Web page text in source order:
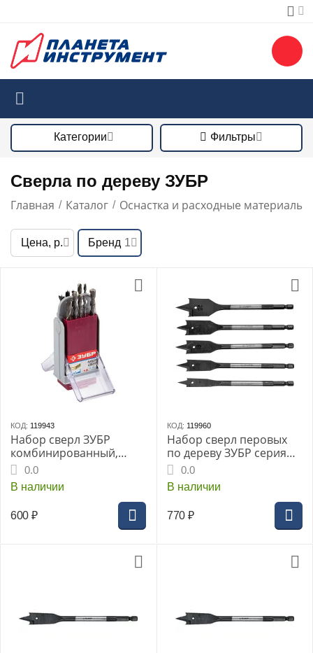
Категории Фильтры
Сверла по дереву ЗУБР
Главная / Каталог / Оснастка и расходные материалы
Цена, р. Бренд 1
КОД: 119943
Набор сверл ЗУБР
комбинированный,
10шт, в боксе по
металлу:4-5-6-8мм,
дереву:4-6-8мм,
кирпичу:4-6-8мм, (4-
29704-H10-SB)
0.0
В наличии
600 ₽
КОД: 119960
Набор сверл перовых
по дереву ЗУБР серия
«МАСТЕР»,
5шт:12,16,18,20,25мм,
152мм, HEX1/4", (29505-
0.0
В наличии
770 ₽